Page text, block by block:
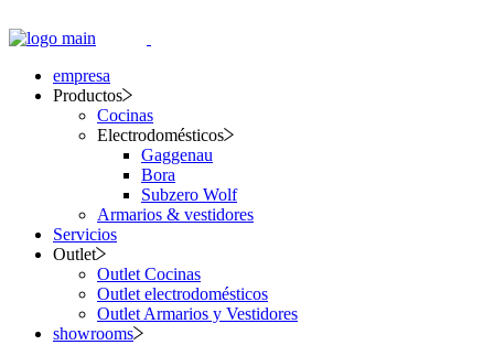
empresa
Productos
Cocinas
Electrodomésticos
Gaggenau
Bora
Subzero Wolf
Armarios & vestidores
Servicios
Outlet
Outlet Cocinas
Outlet electrodomésticos
Outlet Armarios y Vestidores
showrooms